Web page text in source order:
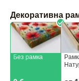
Декоративна
Без рамка